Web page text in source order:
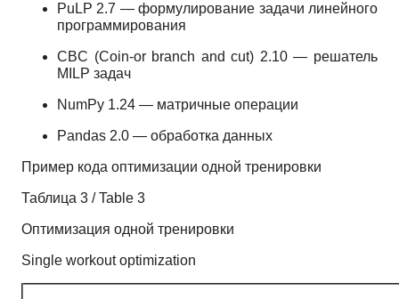
PuLP 2.7 — формулирование задачи линейного
программирования
CBC (Coin-or branch and cut) 2.10 — решатель
MILP задач
NumPy 1.24 — матричные операции
Pandas 2.0 — обработка данных
Пример кода оптимизации одной тренировки
Таблица 3 / Table 3
Оптимизация одной тренировки
Single workout optimization